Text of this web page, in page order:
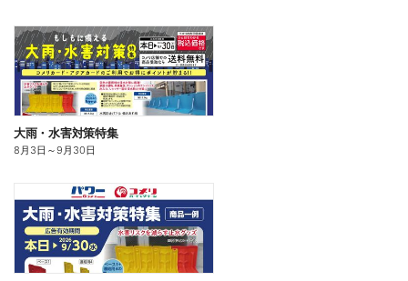
大雨・水害対策特集
8月3日 ～9月30日